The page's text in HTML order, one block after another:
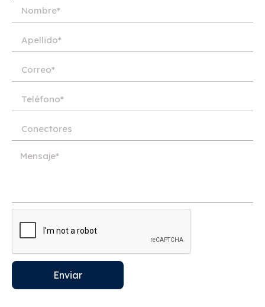
Enviar